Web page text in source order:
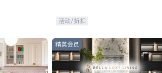
活动/折扣
精英会员